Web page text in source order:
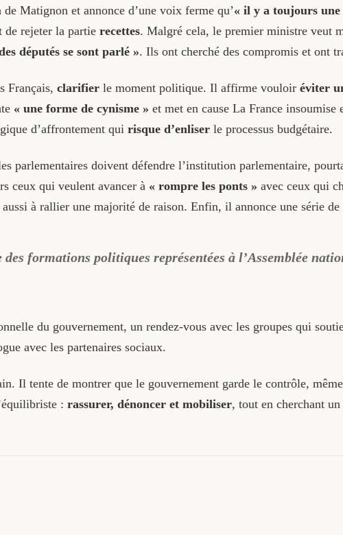
Matignon et annonce d’une voix ferme qu’« il y a toujours
de rejeter la partie recettes. Malgré cela, le premier ministre veut
députés se sont parlé ». Ils ont cherché des compromis et ont
Français, clarifierle moment politique. Il affirme vouloir éviter
« une forme de cynisme » et met en cause La France
d’affrontement qui risque d’enliserle processus budgétaire.
parlementaires doivent défendre l’institution parlementaire,
ceux qui veulent avancer à « rompre les ponts » avec ceux qui
à rallier une majorité de raison. Enfin, il annonce une série
des formations politiques représentées à l’Assemblée
du gouvernement, un rendez-vous avec les groupes qui
avec les partenaires sociaux.
Il tente de montrer que le gouvernement garde le contrôle,
: rassurer, dénoncer et mobiliser, tout en cherchant